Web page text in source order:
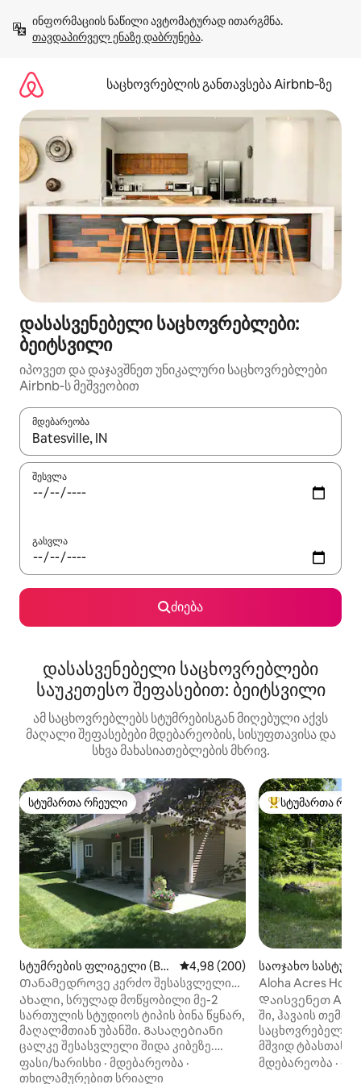
გადასვლა
თავდაპირველ ენაზე დაბრუნება.
საცხოვრებლის განთავსება Airbnb‑ზე
დასასვენებელი საცხოვრებლები:
ბეიტსვილი
იპოვეთ და დაჯავშნეთ უნიკალური საცხოვრებლები
Airbnb-ს მეშვეობით
მდებარეობა
როცა შედეგები ხელმისაწვდომი გახდება, ნავიგაციისთვის
შესვლა
გასვლა
ძიება
დასასვენებელი საცხოვრებლები
საუკეთესო შეფასებით: ბეიტსვილი
ამ საცხოვრებლებს სტუმრებისგან მიღებული აქვს
მაღალი შეფასებები მდებარეობის, სისუფთავისა და
სხვა მახასიათებლების მხრივ.
სტუმართა რჩეული
სტუმართა რჩეული
სტუმრების ფლიგელი (Bat
esville)
საშუალო შეფასებაა 5‑დან
4,98 (200)
Თანამედროვე კერძო შესასვლელი
სტუდიო ბინა გახანგრძლივებული/
არასასიამოვნო
Ახალი, სრულად მოწყობილი მე-2
სართულის სტუდიოს ტიპის ბინა წყნარ,
მაღალმთიან უბანში. Გასაღებიანი
ცალკე შესასვლელი შიდა კიბეზე.
Დაახლოებით 800 კვ. ფუტი. Ხის
იატაკი, შესანიშნავი ოთახი, ძალიან
ფასი/ხარისხი · მდებარეობა ·
თხილამურებით სრიალი
სტუმართა
სტუმართა
საოჯახო
Aloha Acres
Დაისვენეთ
ში, ჰავაის
მშვიდ ტბასთან.
ფერმერული
მდებარეობა ·